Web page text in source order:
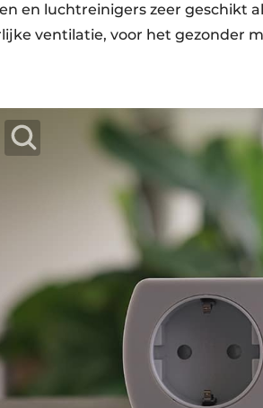
en luchtreinigers zeer geschikt
ventilatie, voor het gezonder